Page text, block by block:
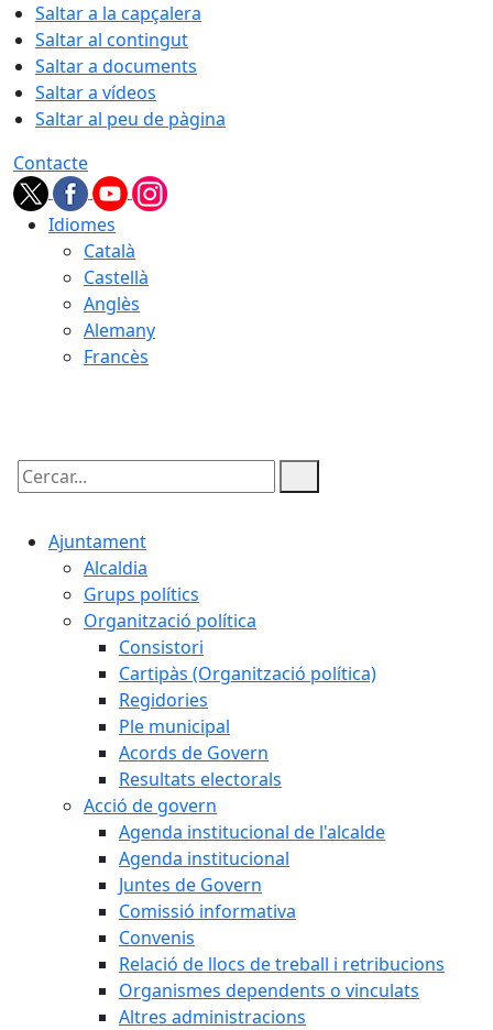
Saltar a la capçalera
Saltar al contingut
Saltar a documents
Saltar a vídeos
Saltar al peu de pàgina
Contacte
Idiomes
Català
Castellà
Anglès
Alemany
Francès
Cercar:
Ajuntament
Alcaldia
Grups polítics
Organització política
Consistori
Cartipàs (Organització política)
Regidories
Ple municipal
Acords de Govern
Resultats electorals
Acció de govern
Agenda institucional de l'alcalde
Agenda institucional
Juntes de Govern
Comissió informativa
Convenis
Relació de llocs de treball i retribucions
Organismes dependents o vinculats
Altres administracions